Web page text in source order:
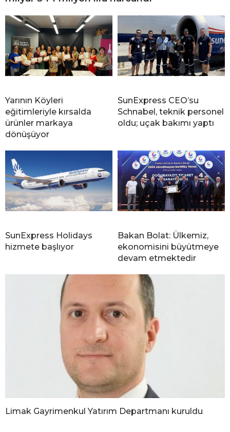
Yarının Köyleri
eğitimleriyle kırsalda
ürünler markaya
dönüşüyor
SunExpress CEO’su
Schnabel, teknik personel
oldu; uçak bakımı yaptı
SunExpress Holidays
hizmete başlıyor
Bakan Bolat: Ülkemiz,
ekonomisini büyütmeye
devam etmektedir
Limak Gayrimenkul Yatırım Departmanı kuruldu